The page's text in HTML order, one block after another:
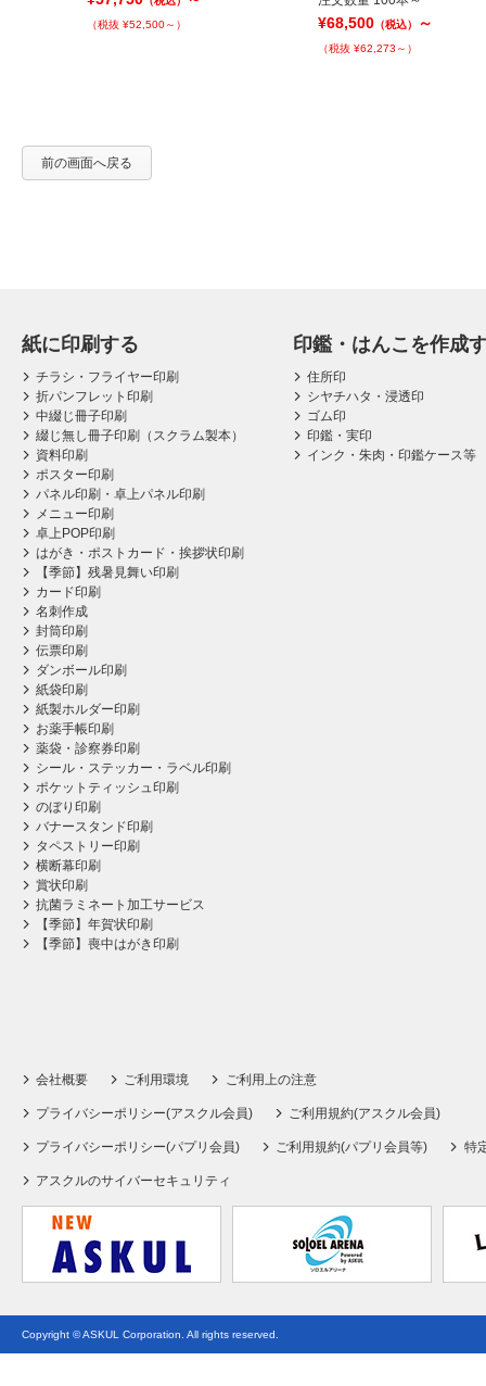
（税抜 ¥52,500～） ¥68,500 （税込） ～
（税抜 ¥62,273～）
前の画面へ戻る
紙に印刷する
チラシ・フライヤー印刷
折パンフレット印刷
中綴じ冊子印刷
綴じ無し冊子印刷（スクラム製本）
資料印刷
ポスター印刷
パネル印刷・卓上パネル印刷
メニュー印刷
卓上POP印刷
はがき・ポストカード・挨拶状印刷
【季節】残暑見舞い印刷
カード印刷
名刺作成
封筒印刷
伝票印刷
ダンボール印刷
紙袋印刷
紙製ホルダー印刷
お薬手帳印刷
薬袋・診察券印刷
シール・ステッカー・ラベル印刷
ポケットティッシュ印刷
のぼり印刷
バナースタンド印刷
タペストリー印刷
横断幕印刷
賞状印刷
抗菌ラミネート加工サービス
【季節】年賀状印刷
【季節】喪中はがき印刷
印鑑・はんこを作成
住所印
シヤチハタ・浸透印
ゴム印
印鑑・実印
インク・朱肉・印鑑ケース等
会社概要 ご利用環境 ご利用上の注意
プライバシーポリシー(アスクル会員) ご利用規約(アスクル会員)
プライバシーポリシー(パプリ会員) ご利用規約(パプリ会員等) 特
アスクルのサイバーセキュリティ
Copyright © ASKUL Corporation. All rights reserved.